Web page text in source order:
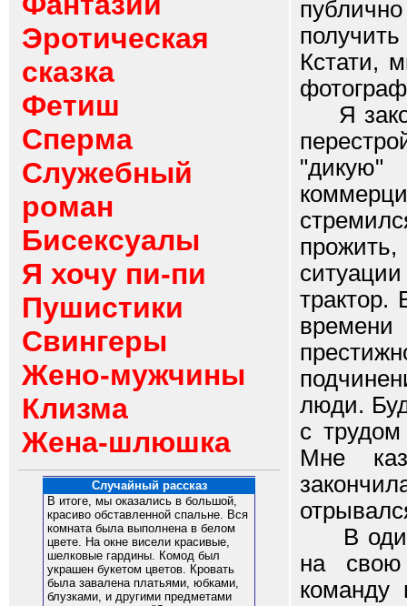
Эротическая
сказка
Фетиш
Сперма
Служебный
роман
Бисексуалы
Я хочу пи-пи
Пушистики
Свингеры
Жено-мужчины
Клизма
Жена-шлюшка
Случайный рассказ
В итоге, мы оказались в большой,
красиво обставленной спальне. Вся
комната была выполнена в белом
цвете. На окне висели красивые,
шелковые гардины. Комод был
украшен букетом цветов. Кровать
была завалена платьями, юбками,
блузками, и другими предметами
Кстати,
Я
трактор.
люди.
с
Мне
В один
на
команду